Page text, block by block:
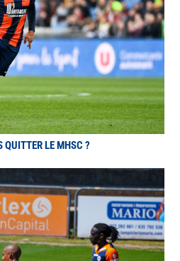
QUITTER LE MHSC ?